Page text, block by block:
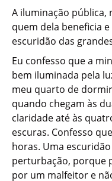
A iluminação
quem dela beneficia
escuridão das
Eu confesso que a
bem iluminada pela
meu quarto de
quando chegam às
claridade até às
escuras. Confesso
horas. Uma
perturbação, porque
por um malfeitor e